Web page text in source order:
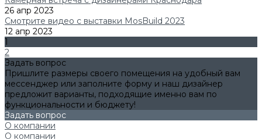
26 апр 2023
Смотрите видео с выставки MosBuild 2023
12 апр 2023
1
2
Задать вопрос
Пришлите размеры своего помещения на удобный вам
мессенджер или заполните форму и наш дизайнер
предложит варианты, подходящие именно вам по
функциональности и бюджету!
Задать вопрос
О компании
О компании